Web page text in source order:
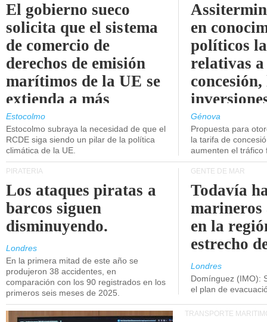
El gobierno sueco
solicita que el sistema
de comercio de
derechos de emisión
marítimos de la UE se
extienda a más
buques.
Estocolmo
Estocolmo subraya la necesidad de que el
RCDE siga siendo un pilar de la política
climática de la UE.
en
políticos
relativas a
concesión,
Génova
Propuesta para
la tarifa de
aumenten el tráfico
PIRATERÍA
Los ataques piratas a
barcos siguen
disminuyendo.
Londres
En la primera mitad de este año se
produjeron 38 accidentes, en
comparación con los 90 registrados en los
primeros seis meses de 2025.
GENTE DE MAR
Todavía
marineros
en la
estrecho
Londres
Domínguez (IMO):
el plan de
TRANSPORTE